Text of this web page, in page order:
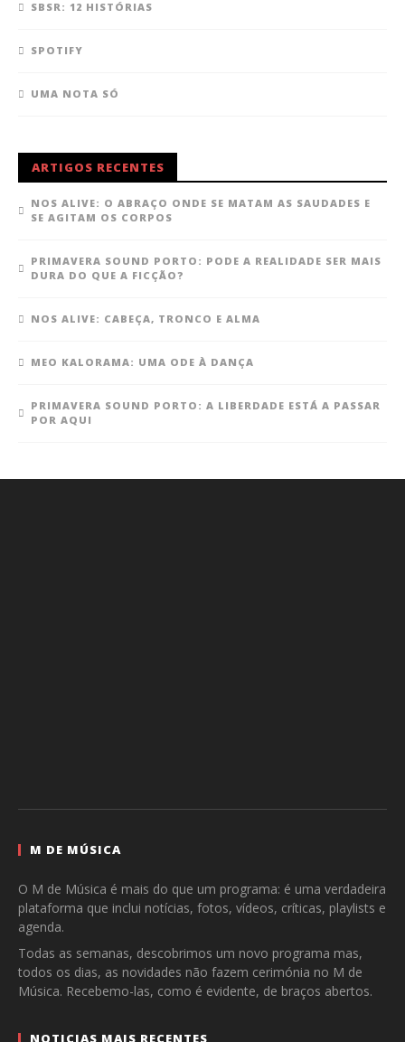
SBSR: 12 HISTÓRIAS
SPOTIFY
UMA NOTA SÓ
ARTIGOS RECENTES
NOS ALIVE: O ABRAÇO ONDE SE MATAM AS SAUDADES E
SE AGITAM OS CORPOS
PRIMAVERA SOUND PORTO: PODE A REALIDADE SER MAIS
DURA DO QUE A FICÇÃO?
NOS ALIVE: CABEÇA, TRONCO E ALMA
MEO KALORAMA: UMA ODE À DANÇA
PRIMAVERA SOUND PORTO: A LIBERDADE ESTÁ A PASSAR
POR AQUI
M DE MÚSICA
O M de Música é mais do que um programa: é uma verdadeira
plataforma que inclui notícias, fotos, vídeos, críticas, playlists e
agenda.
Todas as semanas, descobrimos um novo programa mas,
todos os dias, as novidades não fazem cerimónia no M de
Música. Recebemo-las, como é evidente, de braços abertos.
NOTICIAS MAIS RECENTES